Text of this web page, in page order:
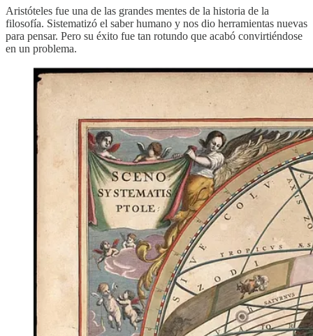
Aristóteles fue una de las grandes mentes de la historia de la
filosofía. Sistematizó el saber humano y nos dio herramientas nuevas
para pensar. Pero su éxito fue tan rotundo que acabó convirtiéndose
en un problema.